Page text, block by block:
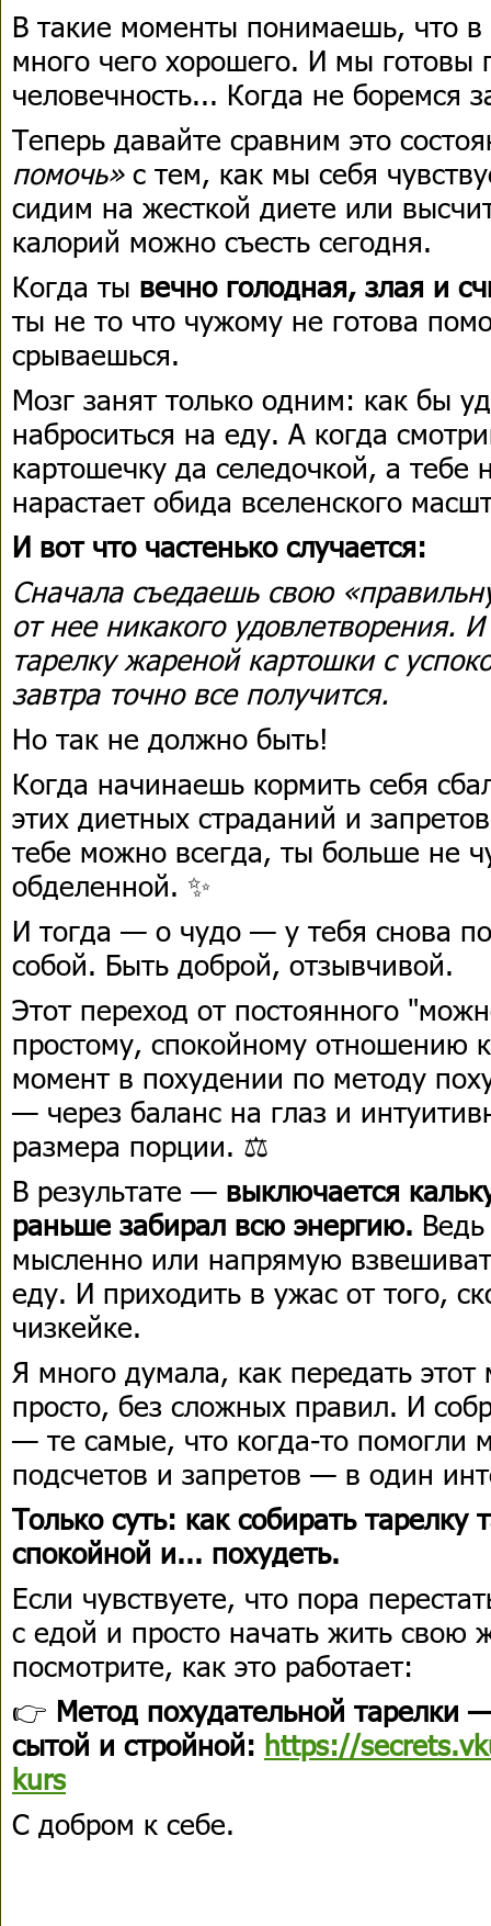
В такие моменты понимаешь, что
много чего хорошего. И мы готовы
человечность... Когда не боремся
Теперь давайте сравним это
помочь» с тем, как мы себя
сидим на жесткой диете или
калорий можно съесть сегодня.
Когда ты вечно голодная, злая и
ты не то что чужому не готова
срываешься.
Мозг занят только одним: как бы
наброситься на еду. А когда
картошечку да селедочкой, а тебе
нарастает обида вселенского
И вот что частенько случается:
Сначала съедаешь свою
от нее никакого удовлетворения.
тарелку жареной картошки с
завтра точно все получится.
Но так не должно быть!
Когда начинаешь кормить себя
этих диетных страданий и
тебе можно всегда, ты больше не
обделенной. ✨
И тогда — о чудо — у тебя снова
собой. Быть доброй, отзывчивой.
Этот переход от постоянного
простому, спокойному
момент в похудении по методу
— через баланс на глаз и
размера порции. ⚖️
В результате — выключается
раньше забирал всю энергию.
мысленно или напрямую
еду. И приходить в ужас от того,
чизкейке.
Я много думала, как передать
просто, без сложных правил. И
— те самые, что когда-то помогли
подсчетов и запретов — в один
Только суть: как собирать
спокойной и... похудеть.
Если чувствуете, что пора
с едой и просто начать жить свою
посмотрите, как это работает:
👉 Метод похудательной тарелки
сытой и стройной: https://
kurs
С добром к себе.